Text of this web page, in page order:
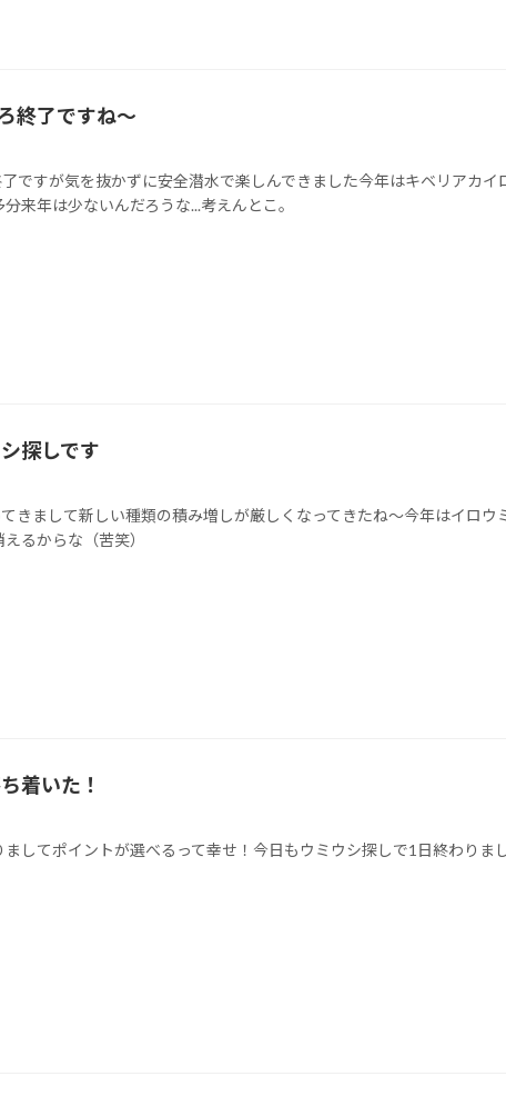
終了ですね～
ですが気を抜かずに安全潜水で楽しんできました今年はキベリアカイ
来年は少ないんだろうな...考えんとこ。
探しです
きまして新しい種類の積み増しが厳しくなってきたね～今年はイロウ
るからな（苦笑）
着いた！
してポイントが選べるって幸せ！今日もウミウシ探しで1日終わりま